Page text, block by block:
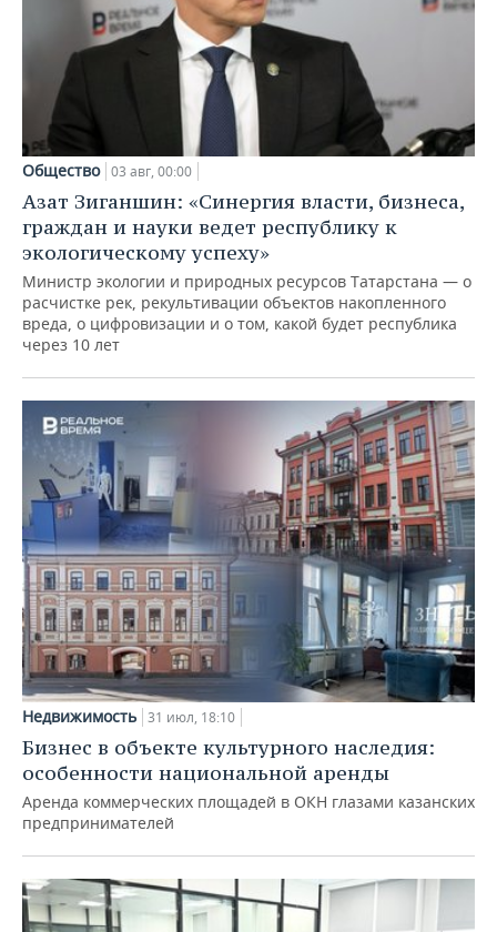
Общество 03 авг, 00:00
Азат Зиганшин: «Синергия власти, бизнеса,
граждан и науки ведет республику к
экологическому успеху»
Министр экологии и природных ресурсов Татарстана — о
расчистке рек, рекультивации объектов накопленного
вреда, о цифровизации и о том, какой будет республика
через 10 лет
Недвижимость 31 июл, 18:10
Бизнес в объекте культурного наследия:
особенности национальной аренды
Аренда коммерческих площадей в ОКН глазами казанских
предпринимателей